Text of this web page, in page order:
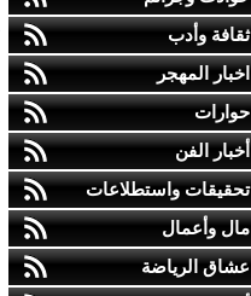
ثقافة وأدب
اخبار المهجر
حوارات
أخبار الفن
تحقيقات واستطلاعات
مال وأعمال
عشاق الرياضة